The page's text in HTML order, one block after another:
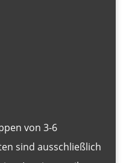
von 3-6
sind ausschließlich